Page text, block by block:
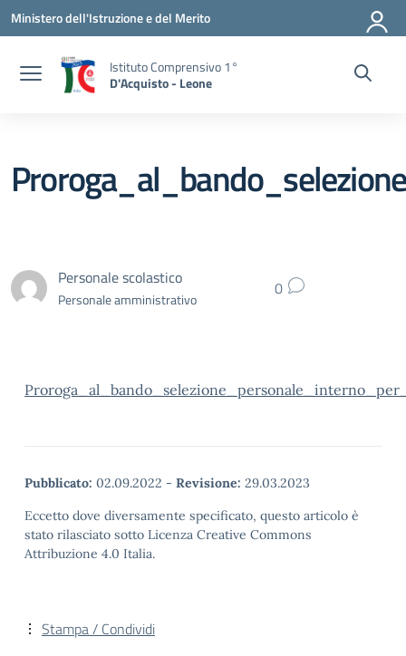
Vai ai contenuti
Vai al menu di navigazione
Vai al footer
Ministero dell'Istruzione e del Merito
Istituto Comprensivo 1°
D'Acquisto - Leone
Personale scolastico
Personale amministrativo 0
Pubblicato: 02.09.2022 - Revisione: 29.03.2023
Eccetto dove diversamente specificato, questo articolo è
stato rilasciato sotto Licenza Creative Commons
Attribuzione 4.0 Italia.
Stampa / Condividi